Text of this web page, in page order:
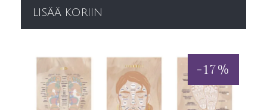
LISÄÄ KORIIN
-17%